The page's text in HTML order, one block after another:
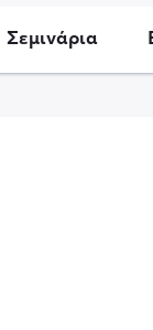
Σεμινάρια